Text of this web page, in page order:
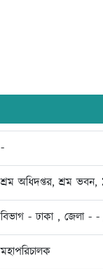
-
শ্রম অধিদপ্তর, শ্রম
বিভাগ - ঢাকা , জেলা -
মহাপরিচালক